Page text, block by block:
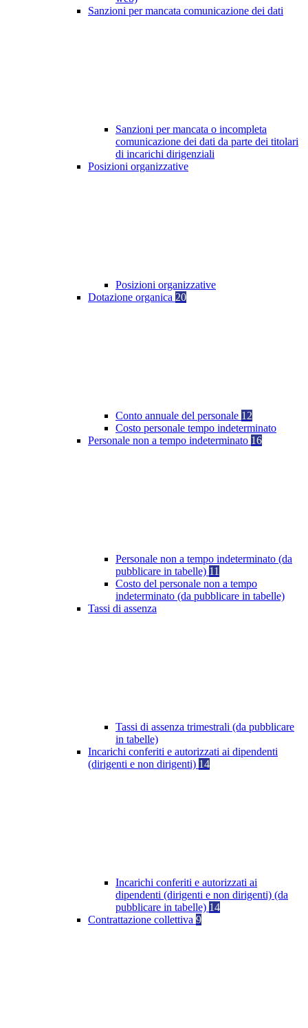
Sanzioni per mancata comunicazione dei dati
Sanzioni per mancata o incompleta
comunicazione dei dati da parte dei titolari
di incarichi dirigenziali
Posizioni organizzative
Posizioni organizzative
Dotazione organica 20
Conto annuale del personale 12
Costo personale tempo indeterminato
Personale non a tempo indeterminato 16
Personale non a tempo indeterminato (da
pubblicare in tabelle) 11
Costo del personale non a tempo
indeterminato (da pubblicare in tabelle)
Tassi di assenza
Tassi di assenza trimestrali (da pubblicare
in tabelle)
Incarichi conferiti e autorizzati ai dipendenti
(dirigenti e non dirigenti) 14
Incarichi conferiti e autorizzati ai
dipendenti (dirigenti e non dirigenti) (da
pubblicare in tabelle) 14
Contrattazione collettiva 9